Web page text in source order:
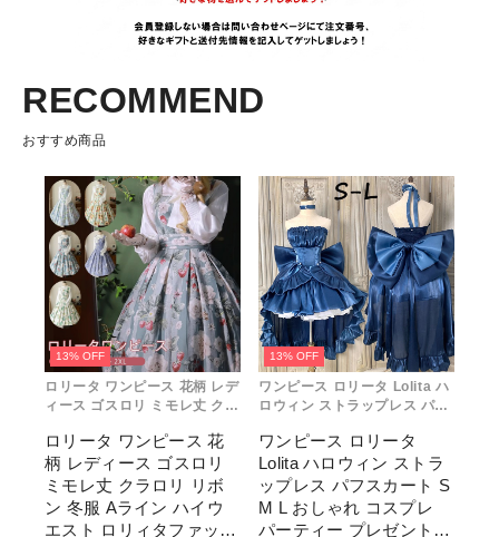
RECOMMEND
おすすめ商品
13% OFF
ロリータ ワンピース 花柄 レデ
ィース ゴスロリ ミモレ丈 クラ
ウエスト ロリィタファッショ
ン レトロ風 クラシカル 上品
かわいい 日常着 通勤 お出かけ
仮 通学
ロリータ ワンピース 花
柄 レディース ゴスロリ
ミモレ丈 クラロリ リボ
ン 冬服 Aライン ハイウ
エスト ロリィタファッシ
13% OFF
ワンピース ロリータ Lolita ハ
ロウィン ストラップレス パフ
プレ パーティー プレゼント レ
ディース コスチューム プリン
セス ロマンティック ブル ドレ
ス
ワンピース ロリータ
Lolita ハロウィン ストラ
ップレス パフスカート S
M L おしゃれ コスプレ
パーティー プレゼント